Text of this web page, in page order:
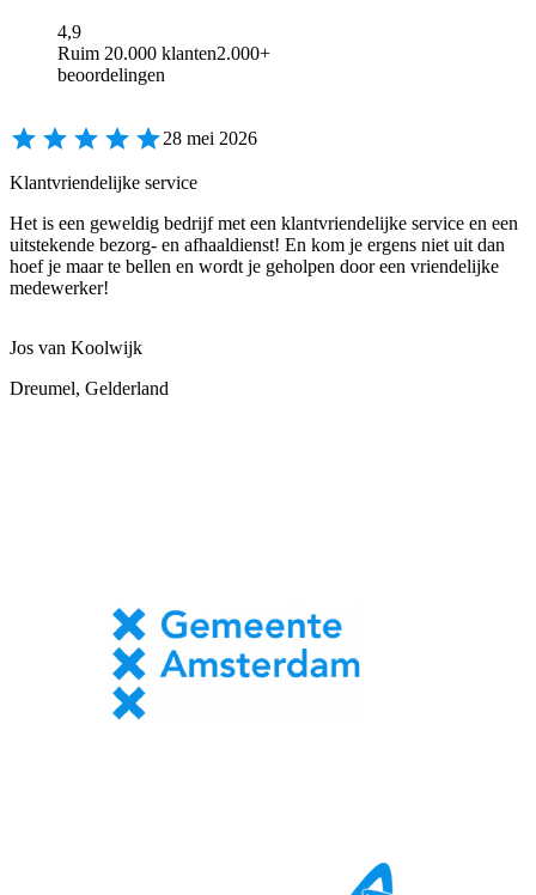
4,9
Ruim 20.000 klanten2.000+
beoordelingen
28 mei 2026
Klantvriendelijke service
Het is een geweldig bedrijf met een klantvriendelijke service en een
uitstekende bezorg- en afhaaldienst! En kom je ergens niet uit dan
hoef je maar te bellen en wordt je geholpen door een vriendelijke
medewerker!
Jos van Koolwijk
Dreumel, Gelderland